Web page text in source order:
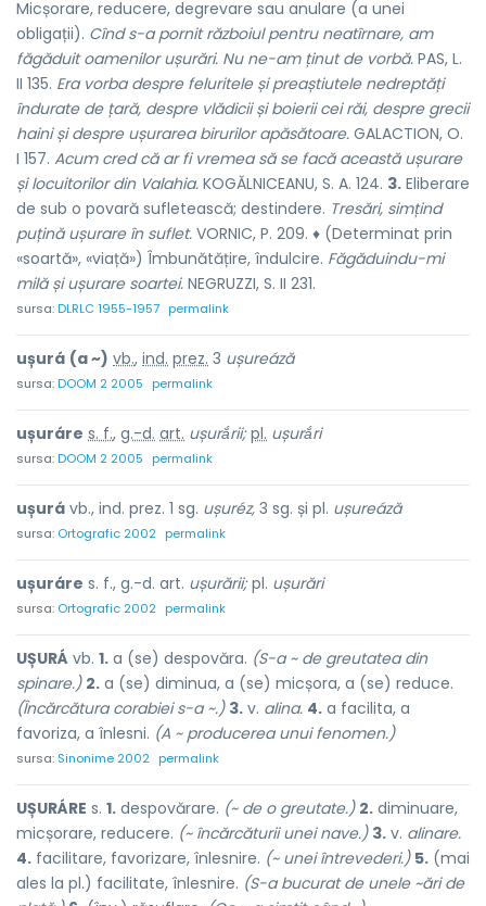
Micșorare, reducere, degrevare sau anulare (a unei
obligații). Cînd s-a pornit războiul pentru neatîrnare, am
făgăduit oamenilor ușurări. Nu ne-am ținut de vorbă. PAS, L.
II 135. Era vorba despre feluritele și preaștiutele nedreptăți
îndurate de țară, despre vlădicii și boierii cei răi, despre grecii
haini și despre ușurarea birurilor apăsătoare. GALACTION, O.
I 157. Acum cred că ar fi vremea să se facă această ușurare
și locuitorilor din Valahia. KOGĂLNICEANU, S. A. 124. 3. Eliberare
de sub o povară sufletească; destindere. Tresări, simțind
puțină ușurare în suflet. VORNIC, P. 209. ♦ (Determinat prin
«soartă», «viață») Îmbunătățire, îndulcire. Făgăduindu-mi
milă și ușurare soartei. NEGRUZZI, S. II 231.
sursa:DLRLC 1955-1957 permalink
ușurá (a ~) vb., ind. prez. 3 ușureáză
sursa:DOOM 2 2005 permalink
ușuráre s. f., g.-d. art. ușurắrii; pl. ușurắri
sursa:DOOM 2 2005 permalink
ușurá vb., ind. prez. 1 sg. ușuréz, 3 sg. și pl. ușureáză
sursa: Ortografic 2002 permalink
ușuráre s. f., g.-d. art. ușurării;pl. ușurări
sursa: Ortografic 2002 permalink
UȘURÁ vb. 1. a (se) despovăra. (S-a ~ de greutatea din
spinare.) 2. a (se) diminua, a (se) micșora, a (se) reduce.
(Încărcătura corabiei s-a ~.) 3. v. alina. 4. a facilita, a
favoriza, a înlesni. (A ~ producerea unui fenomen.)
sursa: Sinonime 2002 permalink
UȘURÁRE s. 1. despovărare. (~ de o greutate.) 2. diminuare,
micșorare, reducere. (~ încărcăturii unei nave.) 3. v. alinare.
4. facilitare, favorizare, înlesnire. (~ unei întrevederi.) 5. (mai
ales la pl.) facilitate, înlesnire. (S-a bucurat de unele ~ări de